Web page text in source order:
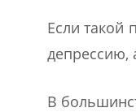
Если такой
депрессию,
В